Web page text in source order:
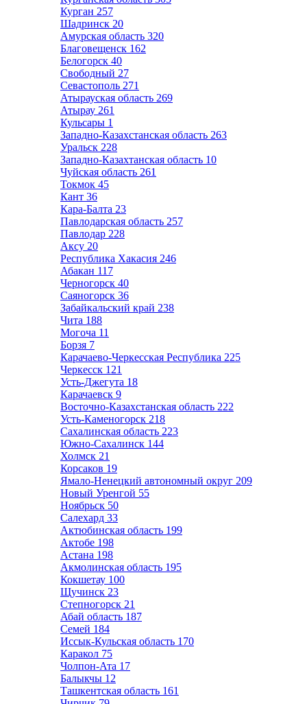
Курган 257
Шадринск 20
Амурская область 320
Благовещенск 162
Белогорск 40
Свободный 27
Севастополь 271
Атырауская область 269
Атырау 261
Кульсары 1
Западно-Казахстанская область 263
Уральск 228
Западно-Казахтанская область 10
Чуйская область 261
Токмок 45
Кант 36
Кара-Балта 23
Павлодарская область 257
Павлодар 228
Аксу 20
Республика Хакасия 246
Абакан 117
Черногорск 40
Саяногорск 36
Забайкальский край 238
Чита 188
Могоча 11
Борзя 7
Карачаево-Черкесская Республика 225
Черкесск 121
Усть-Джегута 18
Карачаевск 9
Восточно-Казахстанская область 222
Усть-Каменогорск 218
Сахалинская область 223
Южно-Сахалинск 144
Холмск 21
Корсаков 19
Ямало-Ненецкий автономный округ 209
Новый Уренгой 55
Ноябрьск 50
Салехард 33
Актюбинская область 199
Актобе 198
Астана 198
Акмолинская область 195
Кокшетау 100
Щучинск 23
Степногорск 21
Абай область 187
Семей 184
Иссык-Кульская область 170
Каракол 75
Чолпон-Ата 17
Балыкчы 12
Ташкентская область 161